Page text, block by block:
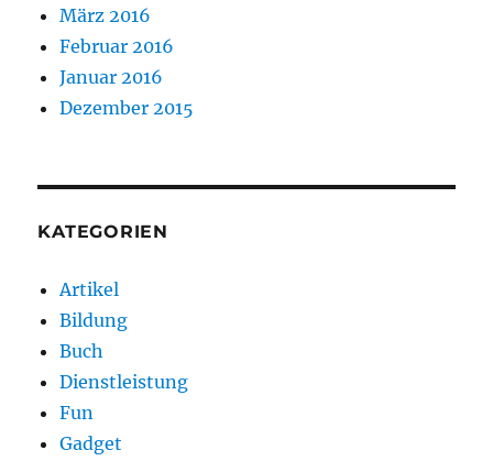
März 2016
Februar 2016
Januar 2016
Dezember 2015
KATEGORIEN
Artikel
Bildung
Buch
Dienstleistung
Fun
Gadget